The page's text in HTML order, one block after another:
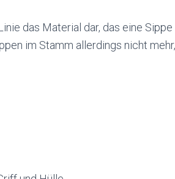
das Material dar, das eine
im Stamm allerdings nicht